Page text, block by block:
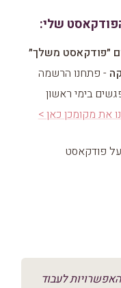
שלי:
״פודקאסט משלך״
- פתחנו הרשמה
נוסף שיחל ב-1/2/2026 - 5 מפגשים בימי ראשון
את מקומכן כאן >
לעבוד